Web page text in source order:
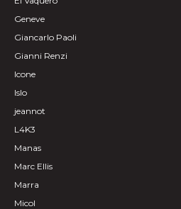
Geneve
Giancarlo Paoli
Gianni Renzi
Icone
Islo
jeannot
L4K3
Manas
Marc Ellis
Marra
Micol